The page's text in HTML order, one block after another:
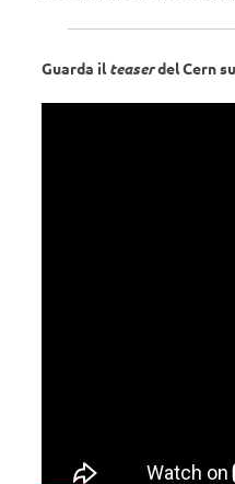
Guarda ilteaserdel Cern